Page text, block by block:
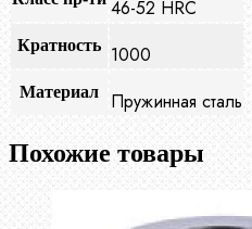
46-52 HRC
Кратность 1000
Материал Пружинная сталь
Похожие товары